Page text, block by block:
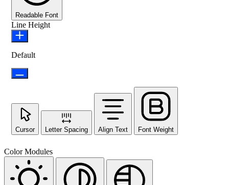
Readable Font
Line Height
Default
Cursor Letter Spacing Align Text Font Weight
Color Modules